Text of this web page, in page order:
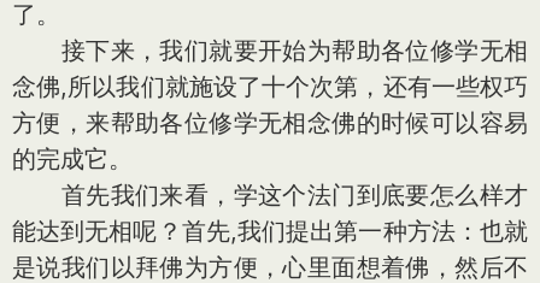
了。
接下来，我们就要开始为帮助各位修学无相
念佛,所以我们就施设了十个次第，还有一些权巧
方便，来帮助各位修学无相念佛的时候可以容易
的完成它。
首先我们来看，学这个法门到底要怎么样才
能达到无相呢？首先,我们提出第一种方法：也就
是说我们以拜佛为方便，心里面想着佛，然后不